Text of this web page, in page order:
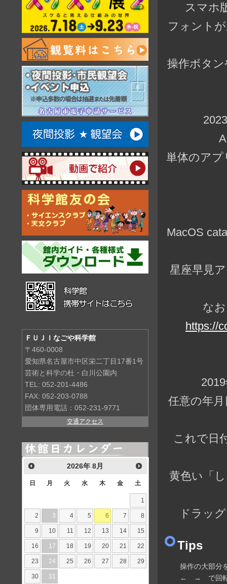
スマホ
フォント
操作ボタ
単体のア
MacOS
星座早見
な
https://
任意の年
これで日
黄色い「
ドラッ
Tips
操作の大部分
← → で回転
ＦＵＪＩなごや科学館
〒460-0008
愛知県名古屋市中区栄二丁目17番1号
芸術と科学の杜・白川公園内
TEL: 052-201-4486
FAX: 052-203-0788
団体専用電話：052-231-9771
交通アクセス
2026年8月
日 月 火 水 木 金 土
1
2 3 4 5 6 7 8
9 10 11 12 13 14 15
16 17 18 19 20 21 22
23 24 25 26 27 28 29
30 31